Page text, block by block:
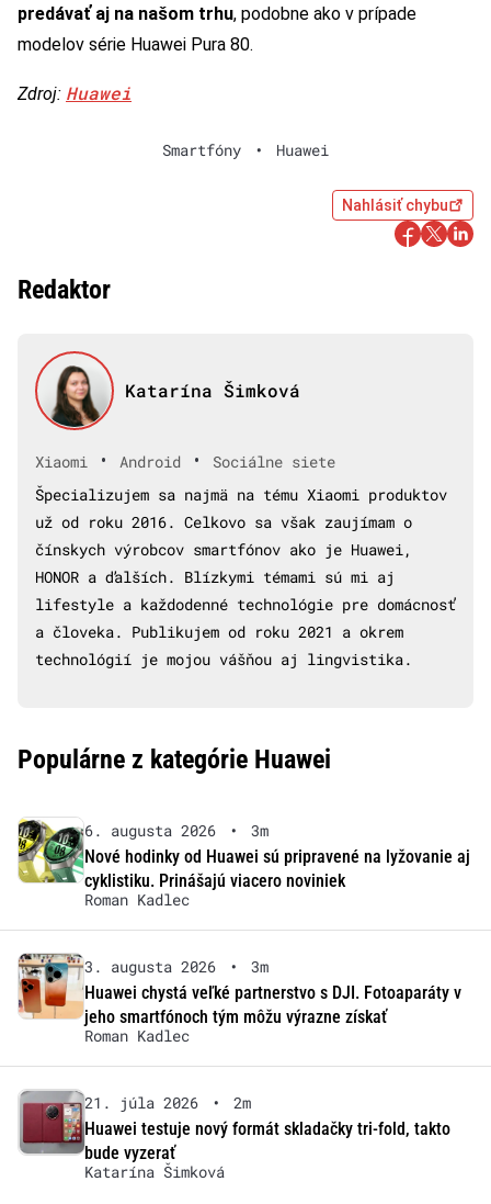
predávať aj na našom trhu, podobne ako v prípade
modelov série Huawei Pura 80.
Zdroj: Huawei
Smartfóny • Huawei
Nahlásiť chybu
Redaktor
Katarína Šimková
Xiaomi • Android •
Sociálne siete
Špecializujem sa najmä na tému Xiaomi produktov
už od roku 2016. Celkovo sa však zaujímam o
čínskych výrobcov smartfónov ako je Huawei,
HONOR a ďalších. Blízkymi témami sú mi aj
lifestyle a každodenné technológie pre domácnosť
a človeka. Publikujem od roku 2021 a okrem
technológií je mojou vášňou aj lingvistika.
Populárne z kategórie Huawei
6. augusta 2026 •
3m
Nové hodinky od Huawei sú pripravené na lyžovanie aj
cyklistiku. Prinášajú viacero noviniek
Roman Kadlec
3. augusta 2026 •
3m
Huawei chystá veľké partnerstvo s DJI. Fotoaparáty v
jeho smartfónoch tým môžu výrazne získať
Roman Kadlec
21. júla 2026 •
2m
Huawei testuje nový formát skladačky tri-fold, takto
bude vyzerať
Katarína Šimková